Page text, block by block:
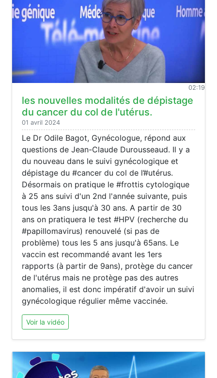
02:19
les nouvelles modalités de dépistage
du cancer du col de l'utérus.
01 avril 2024
Le Dr Odile Bagot, Gynécologue, répond aux
questions de Jean-Claude Durousseaud. Il y a
du nouveau dans le suivi gynécologique et
dépistage du #cancer du col de l’#utérus.
Désormais on pratique le #frottis cytologique
à 25 ans suivi d'un 2nd l'année suivante, puis
tous les 3ans jusqu'à 30 ans. A partir de 30
ans on pratiquera le test #HPV (recherche du
#papillomavirus) renouvelé (si pas de
problème) tous les 5 ans jusqu'à 65ans. Le
vaccin est recommandé avant les 1ers
rapports (à partir de 9ans), protège du cancer
de l'utérus mais ne protège pas des autres
anomalies, il est donc impératif d'avoir un suivi
gynécologique régulier même vaccinée.
Voir la vidéo